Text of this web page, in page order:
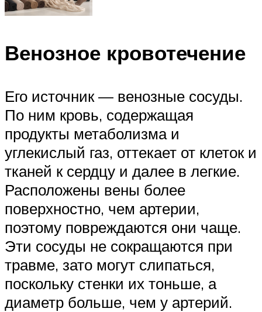
Венозное кровотечение
Его источник — венозные сосуды.
По ним кровь, содержащая
продукты метаболизма и
углекислый газ, оттекает от клеток и
тканей к сердцу и далее в легкие.
Расположены вены более
поверхностно, чем артерии,
поэтому повреждаются они чаще.
Эти сосуды не сокращаются при
травме, зато могут слипаться,
поскольку стенки их тоньше, а
диаметр больше, чем у артерий.